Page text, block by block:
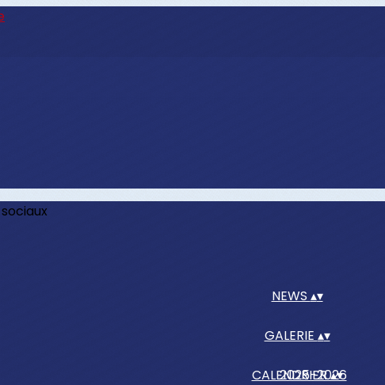
NEWS ▴▾
GALERIE ▴▾
2025-2026
CALENDRIER▴▾